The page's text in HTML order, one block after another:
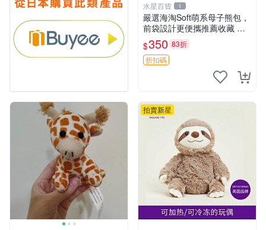
水星百貨 1
嚴選海淘Soft萌系母子熊包，
前袋設計更便攜推薦收藏 母
子熊 軟綿綿 包包
$350 83折
折扣碼
拍賣新星